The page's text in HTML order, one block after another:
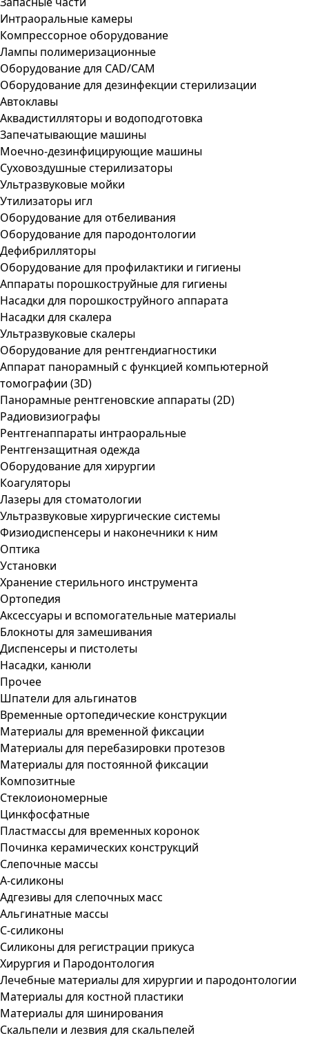
Интраоральные камеры
Компрессорное оборудование
Лампы полимеризационные
Оборудование для CAD/CAM
Оборудование для дезинфекции стерилизации
Автоклавы
Аквадистилляторы и водоподготовка
Запечатывающие машины
Моечно-дезинфицирующие машины
Суховоздушные стерилизаторы
Ультразвуковые мойки
Утилизаторы игл
Оборудование для отбеливания
Оборудование для пародонтологии
Дефибрилляторы
Оборудование для профилактики и гигиены
Аппараты порошкоструйные для гигиены
Насадки для порошкоструйного аппарата
Насадки для скалера
Ультразвуковые скалеры
Оборудование для рентгендиагностики
Аппарат панорамный с функцией компьютерной
томографии (3D)
Панорамные рентгеновские аппараты (2D)
Радиовизиографы
Рентгенаппараты интраоральные
Рентгензащитная одежда
Оборудование для хирургии
Коагуляторы
Лазеры для стоматологии
Ультразвуковые хирургические системы
Физиодиспенсеры и наконечники к ним
Оптика
Установки
Хранение стерильного инструмента
Ортопедия
Аксессуары и вспомогательные материалы
Блокноты для замешивания
Диспенсеры и пистолеты
Насадки, канюли
Прочее
Шпатели для альгинатов
Временные ортопедические конструкции
Материалы для временной фиксации
Материалы для перебазировки протезов
Материалы для постоянной фиксации
Композитные
Стеклоиономерные
Цинкфосфатные
Пластмассы для временных коронок
Починка керамических конструкций
Слепочные массы
А-силиконы
Адгезивы для слепочных масс
Альгинатные массы
С-силиконы
Силиконы для регистрации прикуса
Хирургия и Пародонтология
Лечебные материалы для хирургии и пародонтологии
Материалы для костной пластики
Материалы для шинирования
Скальпели и лезвия для скальпелей